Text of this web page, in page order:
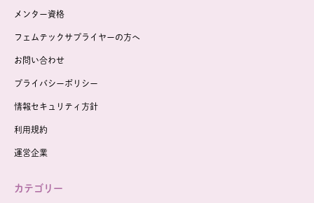
メンター資格
フェムテックサプライヤーの方へ
お問い合わせ
プライバシーポリシー
情報セキュリティ方針
利用規約
運営企業
カテゴリー